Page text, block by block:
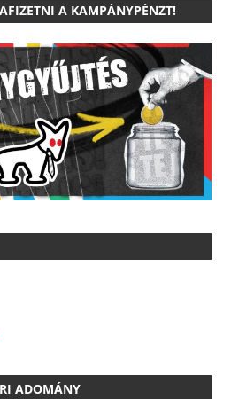
A KAMPÁNYPÉNZT!
ADOMÁNY